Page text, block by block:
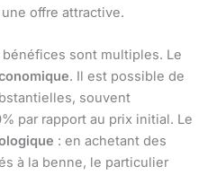
offre attractive.
sont multiples. Le
. Il est possible de
souvent
par rapport au prix initial. Le
: en achetant des
à la benne, le particulier